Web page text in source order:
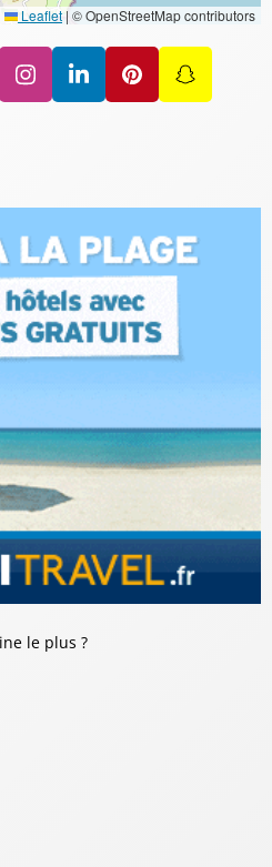
Leaflet | © OpenStreetMap contributors
le plus ?